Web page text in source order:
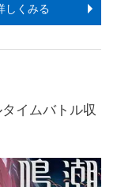
しくみる
イムバトル収